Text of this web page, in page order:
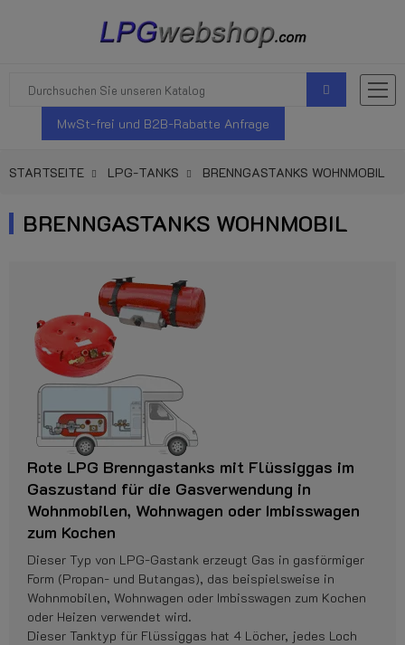
MwSt-frei und B2B-Rabatte Anfrage
STARTSEITE LPG-TANKS BRENNGASTANKS WOHNMOBIL
BRENNGASTANKS WOHNMOBIL
Rote LPG Brenngastanks mit Flüssiggas im
Gaszustand für die Gasverwendung in
Wohnmobilen, Wohnwagen oder Imbisswagen
zum Kochen
Dieser Typ von LPG-Gastank erzeugt Gas in gasförmiger
Form (Propan- und Butangas), das beispielsweise in
Wohnmobilen, Wohnwagen oder Imbisswagen zum Kochen
oder Heizen verwendet wird.
Dieser Tanktyp für Flüssiggas hat 4 Löcher, jedes Loch